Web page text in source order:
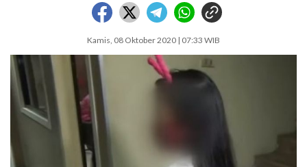
Kamis, 08 Oktober 2020 | 07:33 WIB